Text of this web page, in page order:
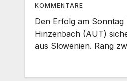
KOMMENTARE
Den Erfolg am Sonntag
Hinzenbach (AUT)
aus Slowenien. Rang